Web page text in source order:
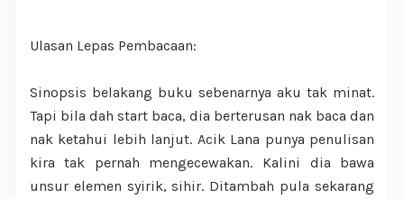
Ulasan Lepas Pembacaan:
Sinopsis belakang buku sebenarnya aku tak minat.
Tapi bila dah start baca, dia berterusan nak baca dan
nak ketahui lebih lanjut. Acik Lana punya penulisan
kira tak pernah mengecewakan. Kalini dia bawa
unsur elemen syirik, sihir. Ditambah pula sekarang